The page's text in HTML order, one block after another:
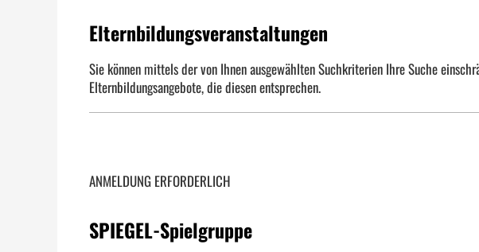
Elternbildungsveranstaltungen
Sie können mittels der von Ihnen ausgewählten Suchkriterien Ihre Suche
Elternbildungsangebote, die diesen entsprechen.
ANMELDUNG ERFORDERLICH
SPIEGEL-Spielgruppe